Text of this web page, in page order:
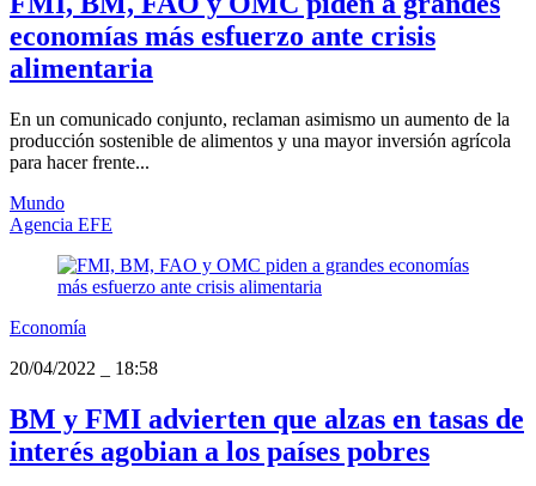
economías más esfuerzo ante crisis
alimentaria
En un comunicado conjunto, reclaman asimismo un aumento de la
producción sostenible de alimentos y una mayor inversión agrícola
para hacer frente...
Mundo
Agencia EFE
Economía
20/04/2022
18:58
BM y FMI advierten que alzas en tasas de
interés agobian a los países pobres